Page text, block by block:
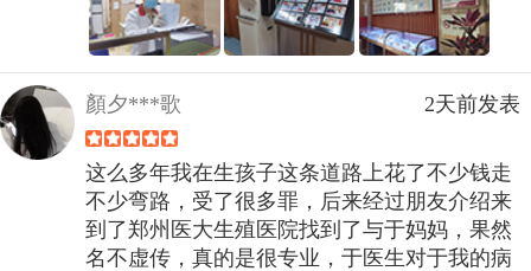
顏夕***歌 2天前发表
这么多年我在生孩子这条道路上花了不少钱走
不少弯路，受了很多罪，后来经过朋友介绍来
到了郑州医大生殖医院找到了与于妈妈，果然
名不虚传，真的是很专业，于医生对于我的病